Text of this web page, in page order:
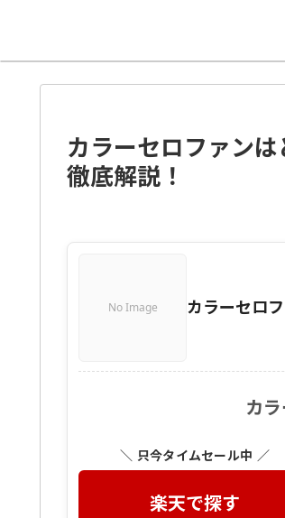
カラーセロファン
徹底解説！
No Image カラーセロ
カ
＼ 只今タイムセール中 ／
楽天で探す